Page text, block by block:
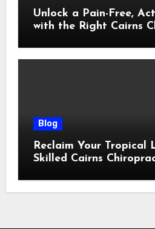
Unlock a Pain-Free,
with the Right Cairns
Blog
Reclaim Your Tropical
Skilled Cairns